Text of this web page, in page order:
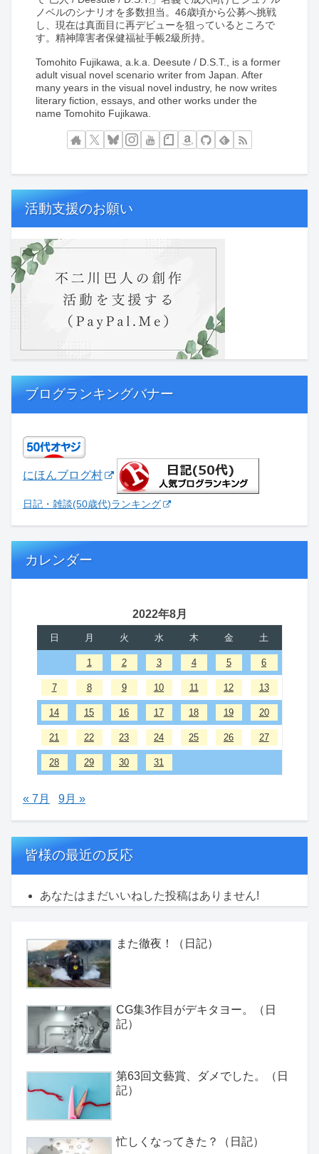
ノベルのシナリオを多数担当。46歳頃から公募へ挑戦
し、現在は真面目に再デビューを狙っているところで
す。精神障害者保健福祉手帳2級所持。
Tomohito Fujikawa, a.k.a. Deesute / D.S.T., is a former
adult visual novel scenario writer from Japan. After
many years in the visual novel industry, he now writes
literary fiction, essays, and other works under the
name Tomohito Fujikawa.
活動支援のお願い
ブログランキングバナー
にほんブログ村
日記・雑談(50歳代)ランキング
カレンダー
2022年8月
日 月 火 水 木 金 土
1 2 3 4 5 6
7 8 9 10 11 12 13
14 15 16 17 18 19 20
21 22 23 24 25 26 27
28 29 30 31
« 7月 9月 »
皆様の最近の反応
あなたはまだいいねした投稿はありません!
また徹夜！（日記）
CG集3作目がデキタヨー。（日
記）
第63回文藝賞、ダメでした。（日
記）
忙しくなってきた？（日記）